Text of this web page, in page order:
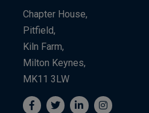
Chapter House,
Pitfield,
Kiln Farm,
Milton Keynes,
MK11 3LW